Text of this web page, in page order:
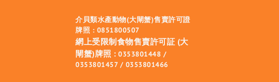
介貝類水產動物(大閘蟹)售賣許可證
牌照 : 0851800507
網上受限制食物售賣許可証 (大
閘蟹)牌照 : 0353801448 /
0353801457 / 0353801466